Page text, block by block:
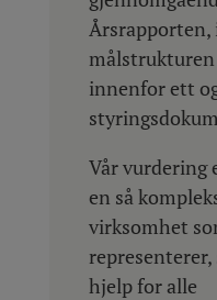
Årsrapporten,
innenfor ett
Vår vurdering
en så
virksomhet
hjelp for alle